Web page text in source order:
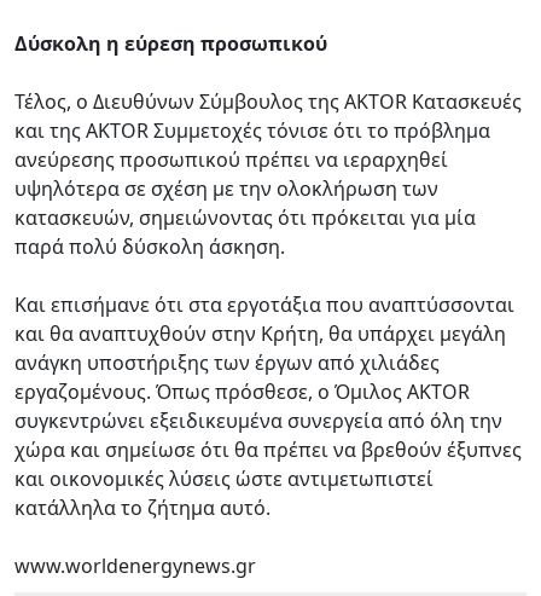
Δύσκολη η εύρεση προσωπικού
Τέλος, ο Διευθύνων Σύμβουλος της AKTOR Κατασκευές
και της AKTOR Συμμετοχές τόνισε ότι το πρόβλημα
ανεύρεσης προσωπικού πρέπει να ιεραρχηθεί
υψηλότερα σε σχέση με την ολοκλήρωση των
κατασκευών, σημειώνοντας ότι πρόκειται για μία
παρά πολύ δύσκολη άσκηση.
Και επισήμανε ότι στα εργοτάξια που αναπτύσσονται
και θα αναπτυχθούν στην Κρήτη, θα υπάρχει μεγάλη
ανάγκη υποστήριξης των έργων από χιλιάδες
εργαζομένους. Όπως πρόσθεσε, ο Όμιλος AKTOR
συγκεντρώνει εξειδικευμένα συνεργεία από όλη την
χώρα και σημείωσε ότι θα πρέπει να βρεθούν έξυπνες
και οικονομικές λύσεις ώστε αντιμετωπιστεί
κατάλληλα το ζήτημα αυτό.
www.worldenergynews.gr